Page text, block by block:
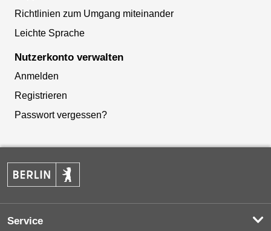
Richtlinien zum Umgang miteinander
Leichte Sprache
Nutzerkonto verwalten
Anmelden
Registrieren
Passwort vergessen?
Service